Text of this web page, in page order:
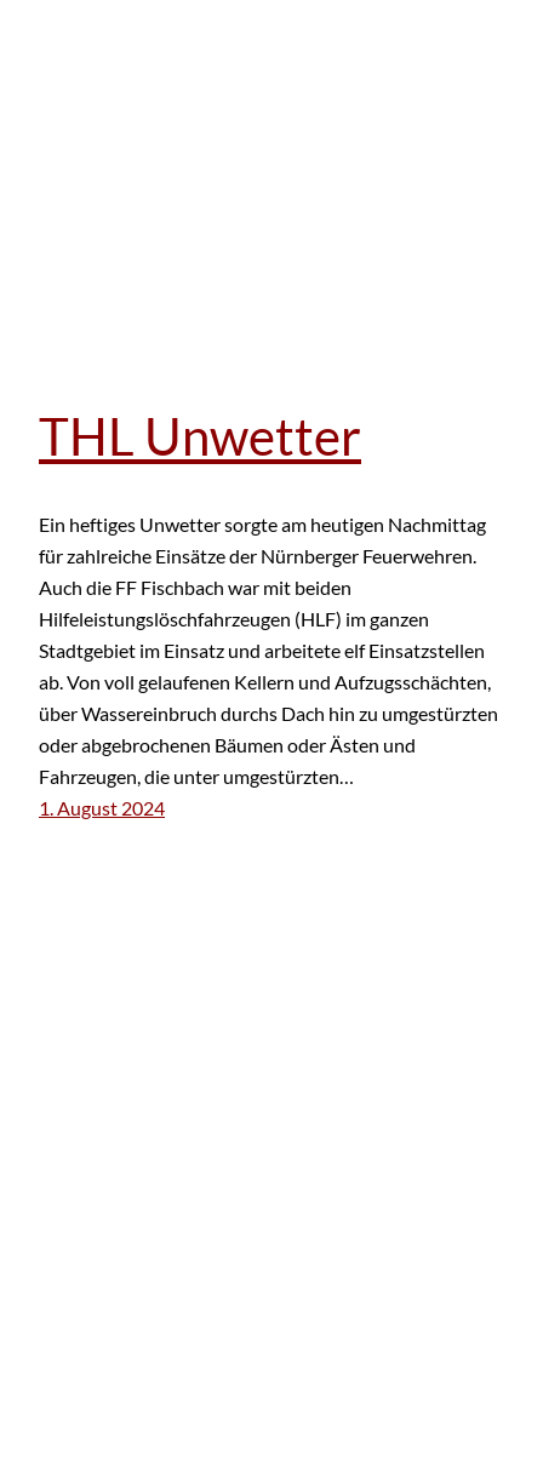
THL Unwetter
Ein heftiges Unwetter sorgte am heutigen Nachmittag
für zahlreiche Einsätze der Nürnberger Feuerwehren.
Auch die FF Fischbach war mit beiden
Hilfeleistungslöschfahrzeugen (HLF) im ganzen
Stadtgebiet im Einsatz und arbeitete elf Einsatzstellen
ab. Von voll gelaufenen Kellern und Aufzugsschächten,
über Wassereinbruch durchs Dach hin zu umgestürzten
oder abgebrochenen Bäumen oder Ästen und
Fahrzeugen, die unter umgestürzten…
1. August 2024